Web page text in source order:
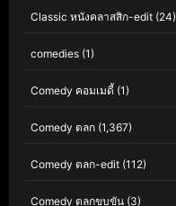
Classic หนังคลาสสิก-edit (24)
comedies (1)
Comedy คอมเมดี้ (1)
Comedy ตลก (1,367)
Comedy ตลก-edit (112)
Comedy ตลกขบขัน (3)